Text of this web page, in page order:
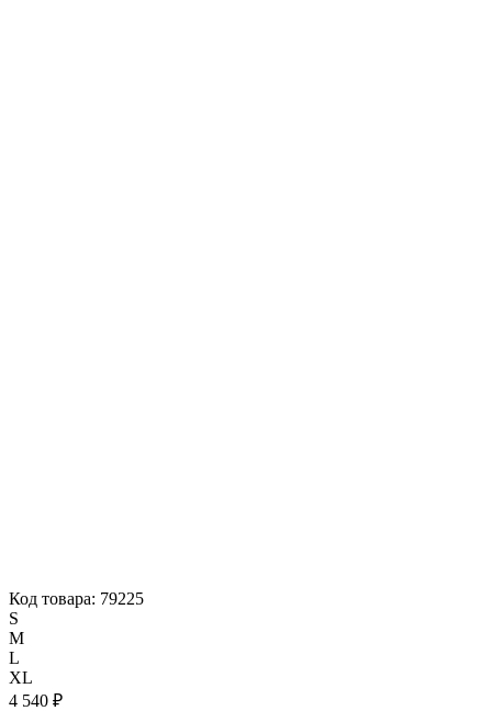
Код товара: 79225
S
M
L
XL
4 540 ₽